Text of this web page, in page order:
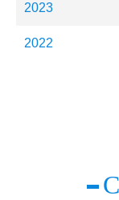
2023
2022